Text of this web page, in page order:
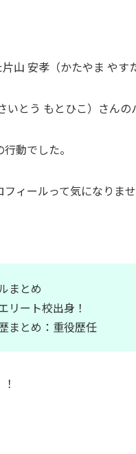
山 安孝（かたやま やす
とう もとひこ）さんの
動でした。
ィールって気になりま
まとめ
リート校出身！
まとめ：重役歴任